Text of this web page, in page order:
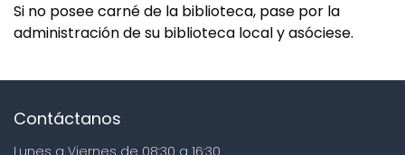
Si no posee carné de la biblioteca, pase por la
administración de su biblioteca local y asóciese.
Contáctanos